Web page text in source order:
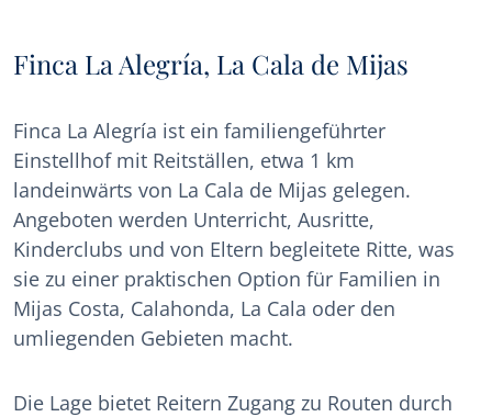
Finca La Alegría, La Cala de Mijas
Finca La Alegría ist ein familiengeführter
Einstellhof mit Reitställen, etwa 1 km
landeinwärts von La Cala de Mijas gelegen.
Angeboten werden Unterricht, Ausritte,
Kinderclubs und von Eltern begleitete Ritte, was
sie zu einer praktischen Option für Familien in
Mijas Costa, Calahonda, La Cala oder den
umliegenden Gebieten macht.
Die Lage bietet Reitern Zugang zu Routen durch